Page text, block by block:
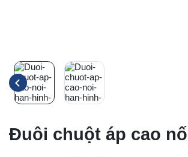
Đuôi chuột áp cao